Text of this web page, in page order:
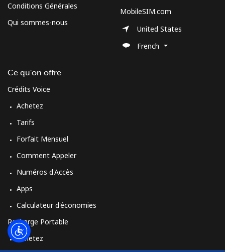
Login
Conditions Générales
Qui sommes-nous
Ce qu'on offre
Crédits Voice
Achetez
Tarifs
Forfait Mensuel
Comment Appeler
Numéros d'Accès
Apps
Calculateur d'économies
Recharge Portable
Achetez
MobileSIM.com
United States
French